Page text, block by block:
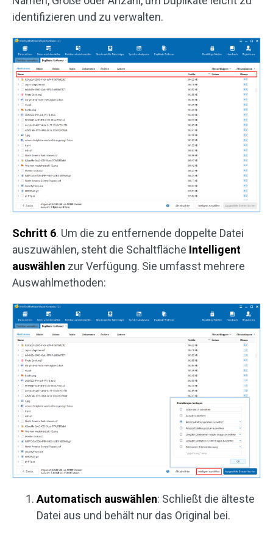
identifizieren und zu verwalten.
Schritt 6. Um die zu entfernende doppelte Datei
auszuwählen, steht die Schaltfläche Intelligent
auswählen zur Verfügung. Sie umfasst mehrere
Auswahlmethoden:
Automatisch auswählen: Schließt die älteste
Datei aus und behält nur das Original bei.